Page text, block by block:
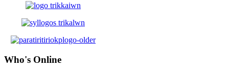
Who's Online